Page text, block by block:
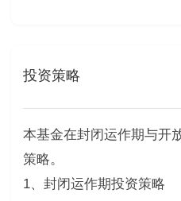
投资策略
本基金在封闭运作期与开
策略。
1、封闭运作期投资策略